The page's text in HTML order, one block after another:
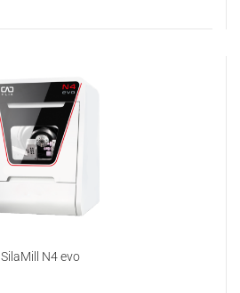
SilaMill N4 evo